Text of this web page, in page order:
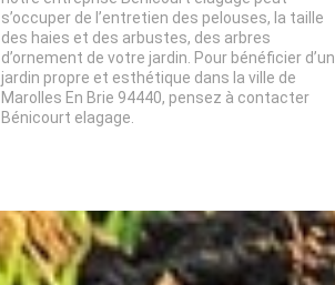
s’occuper de l’entretien des pelouses, la taille
des haies et des arbustes, des arbres
d’ornement de votre jardin. Pour bénéficier d’un
jardin propre et esthétique dans la ville de
Marolles En Brie 94440, pensez à contacter
Bénicourt elagage.